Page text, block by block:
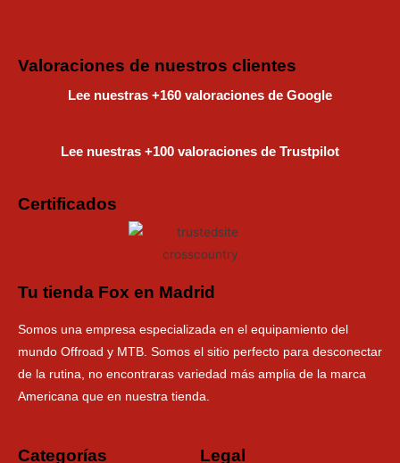
Valoraciones de nuestros clientes
Lee nuestras +160 valoraciones de Google
Lee nuestras +100 valoraciones de Trustpilot
Certificados
Tu tienda Fox en Madrid
Somos una empresa especializada en el equipamiento del
mundo Offroad y MTB. Somos el sitio perfecto para desconectar
de la rutina, no encontraras variedad más amplia de la marca
Americana que en nuestra tienda.
Categorías Legal